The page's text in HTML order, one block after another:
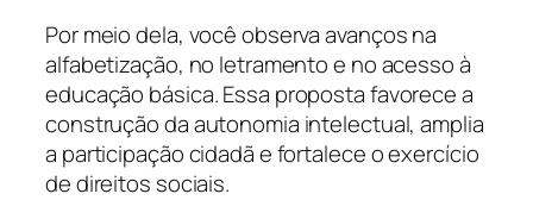
Por meio dela, você observa avanços na
alfabetização, no letramento e no acesso à
educação básica. Essa proposta favorece a
construção da autonomia intelectual, amplia
a participação cidadã e fortalece o exercício
de direitos sociais.